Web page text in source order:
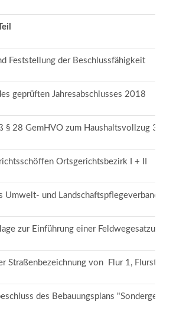
Feststellung der Beschlussfähigkeit
geprüften Jahresabschlusses 2018
§ 28 GemHVO zum Haushaltsvollzug
Ortsgerichtsbezirk I + II
Umwelt- und Landschaftspflegeverbandes
zur Einführung einer Feldwegesatzung
Straßenbezeichnung von Flur 1,
des Bebauungsplans